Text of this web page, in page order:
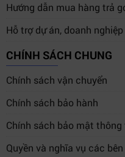
Nhờ khả năng tương
Streaming Encoder HD
dụng trong:
Livestream bán hàng
Nhà thờ trực tuyến
Studio đào tạo online
Hướng dẫn mua hàng trả
Hỗ trợ dự án, doanh nghiệp
CHÍNH SÁCH CHUNG
Chính sách vận chuyển
Chính sách bảo hành
Chính sách bảo mật thông
Quyền và nghĩa vụ các bên